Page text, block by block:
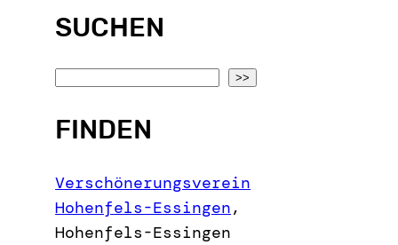
SUCHEN
a
c
h
>>
FINDEN
Verschönerungsverein
Hohenfels-Essingen,
Hohenfels-Essingen